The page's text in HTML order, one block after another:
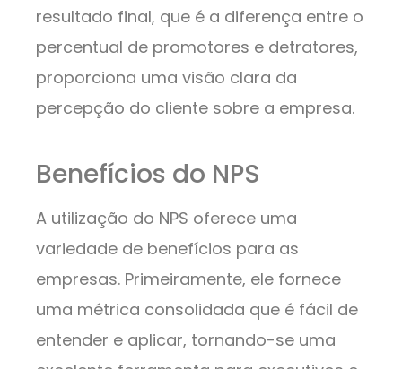
resultado final, que é a diferença entre o
percentual de promotores e detratores,
proporciona uma visão clara da
percepção do cliente sobre a empresa.
Benefícios do NPS
A utilização do NPS oferece uma
variedade de benefícios para as
empresas. Primeiramente, ele fornece
uma métrica consolidada que é fácil de
entender e aplicar, tornando-se uma